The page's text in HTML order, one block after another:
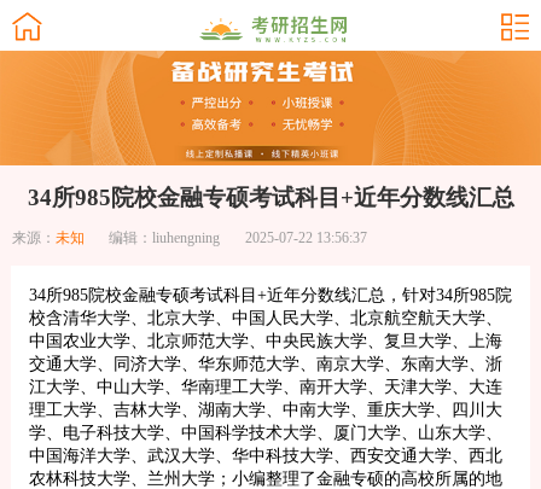
34所985院校金融专硕考试科目+近年分数线汇总
来源： 未知 编辑：liuhengning 2025-07-22 13:56:37
34所985院校金融专硕考试科目+近年分数线汇总，针对34所985院
校含清华大学、北京大学、中国人民大学、北京航空航天大学、
中国农业大学、北京师范大学、中央民族大学、复旦大学、上海
交通大学、同济大学、华东师范大学、南京大学、东南大学、浙
江大学、中山大学、华南理工大学、南开大学、天津大学、大连
理工大学、吉林大学、湖南大学、中南大学、重庆大学、四川大
学、电子科技大学、中国科学技术大学、厦门大学、山东大学、
中国海洋大学、武汉大学、华中科技大学、西安交通大学、西北
农林科技大学、兰州大学；小编整理了金融专硕的高校所属的地